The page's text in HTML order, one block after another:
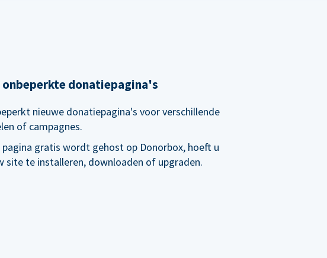
onbeperkte donatiepagina's
nieuwe donatiepagina's voor verschillende
of campagnes.
gratis wordt gehost op Donorbox, hoeft u
site te installeren, downloaden of upgraden.